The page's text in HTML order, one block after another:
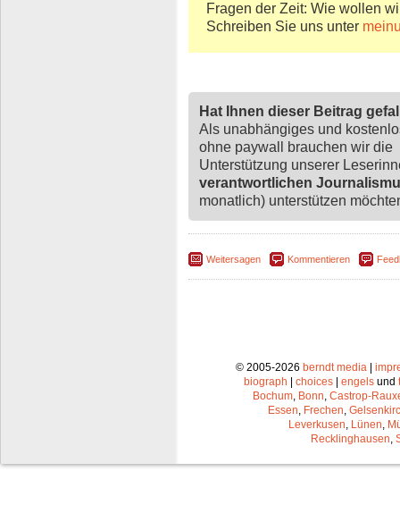
Fragen der Zeit: Wie wollen
Schreiben Sie uns unter
Hat Ihnen dieser Beitrag
Als unabhängiges und
ohne paywall brauchen wir die
Unterstützung unserer
verantwortlichen
monatlich) unterstützen
Weitersagen Kommentieren
© 2005-2026 berndt media |
biograph | choices | engels und
Bochum Bonn Castrop-
Essen Frechen
Leverkusen Lünen
Recklinghausen